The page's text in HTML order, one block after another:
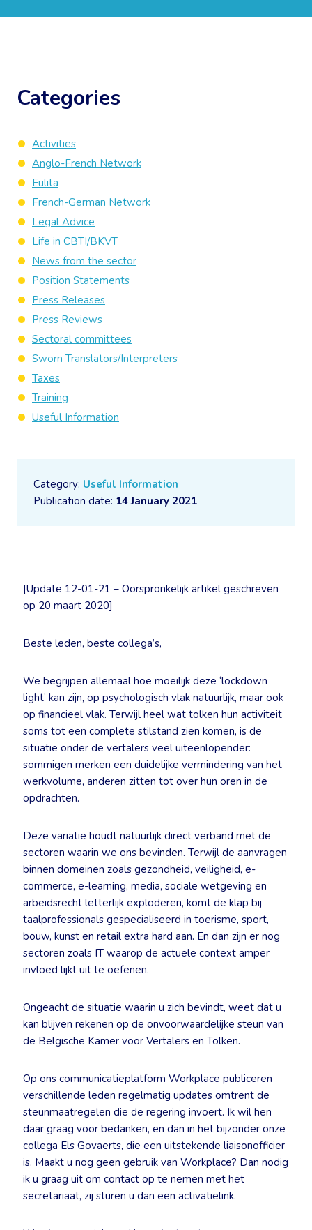
Category: Useful Information
Publication date: 14 January 2021
[Update 12-01-21 – Oorspronkelijk artikel geschreven
op 20 maart 2020]
Beste leden, beste collega’s,
We begrijpen allemaal hoe moeilijk deze ‘lockdown
light’ kan zijn, op psychologisch vlak natuurlijk, maar ook
op financieel vlak. Terwijl heel wat tolken hun activiteit
soms tot een complete stilstand zien komen, is de
situatie onder de vertalers veel uiteenlopender:
sommigen merken een duidelijke vermindering van het
werkvolume, anderen zitten tot over hun oren in de
opdrachten.
Deze variatie houdt natuurlijk direct verband met de
sectoren waarin we ons bevinden. Terwijl de aanvragen
binnen domeinen zoals gezondheid, veiligheid, e-
commerce, e-learning, media, sociale wetgeving en
arbeidsrecht letterlijk exploderen, komt de klap bij
taalprofessionals gespecialiseerd in toerisme, sport,
bouw, kunst en retail extra hard aan. En dan zijn er nog
sectoren zoals IT waarop de actuele context amper
invloed lijkt uit te oefenen.
Ongeacht de situatie waarin u zich bevindt, weet dat u
kan blijven rekenen op de onvoorwaardelijke steun van
de Belgische Kamer voor Vertalers en Tolken.
Op ons communicatieplatform Workplace publiceren
verschillende leden regelmatig updates omtrent de
steunmaatregelen die de regering invoert. Ik wil hen
daar graag voor bedanken, en dan in het bijzonder onze
collega Els Govaerts, die een uitstekende liaisonofficier
is. Maakt u nog geen gebruik van Workplace? Dan nodig
ik u graag uit om contact op te nemen met het
secretariaat, zij sturen u dan een activatielink.
Categories
Activities
Anglo-French Network
Eulita
French-German Network
Legal Advice
Life in CBTI/BKVT
News from the sector
Position Statements
Press Releases
Press Reviews
Sectoral committees
Sworn Translators/Interpreters
Taxes
Training
Useful Information